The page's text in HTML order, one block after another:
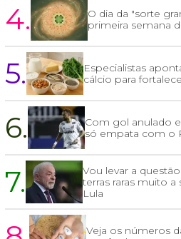
4.
O dia da "sorte
primeira semana
5.
Especialistas
cálcio para
6.
Com gol anulado
só empata com o
7.
Vou levar a
terras raras muito
Lula
Veja os números